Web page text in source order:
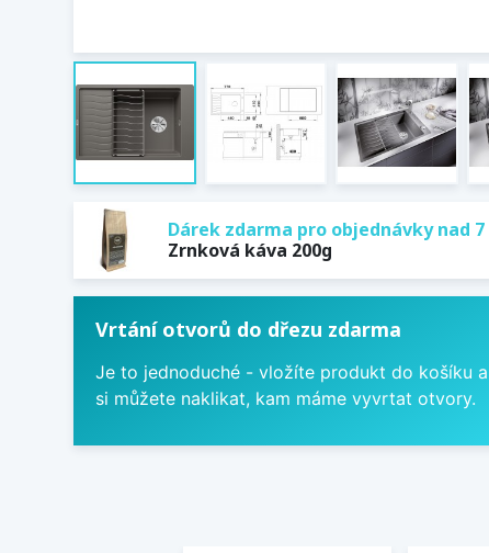
Dárek zdarma pro objednávky nad 7
Zrnková káva 200g
Vrtání otvorů do dřezu zdarma
Je to jednoduché - vložíte produkt do košíku
si můžete naklikat, kam máme vyvrtat otvory.